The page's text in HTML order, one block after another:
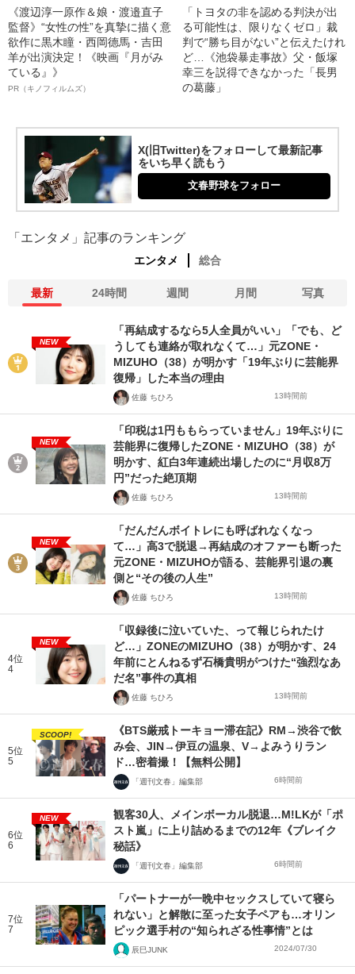
《渡辺淳一原作＆娘・渡邉直子
監督》“女性の性”を真摯に描く意
欲作に黒木瞳・西岡德馬・吉田
羊が出演決定！《映画『月がみ
ている』》
PR（キノフィルムズ）
「トヨタの非を認める判決が出
る可能性は、限りなくゼロ」裁
判で“勝ち目がない”と伝えたけれ
ど…《池袋暴走事故》父・飯塚
幸三を説得できなかった「長男
の葛藤」
X(旧Twitter)をフォローして最新記事
をいち早く読もう
文春野球をフォロー
「エンタメ」記事のランキング
エンタメ 総合
最新 24時間 週間 月間 写真
NEW
「再結成するなら5人全員がいい」「でも、ど
うしても連絡が取れなくて…」元ZONE・
MIZUHO（38）が明かす「19年ぶりに芸能界
復帰」した本当の理由
佐藤 ちひろ 13時間前
NEW
「印税は1円ももらっていません」19年ぶりに
芸能界に復帰したZONE・MIZUHO（38）が
明かす、紅白3年連続出場したのに“月収8万
円”だった絶頂期
佐藤 ちひろ 13時間前
NEW
「だんだんボイトレにも呼ばれなくなっ
て…」高3で脱退→再結成のオファーも断った
元ZONE・MIZUHOが語る、芸能界引退の裏
側と“その後の人生”
佐藤 ちひろ 13時間前
4位
4
NEW
「収録後に泣いていた、って報じられたけ
ど…」ZONEのMIZUHO（38）が明かす、24
年前にとんねるず石橋貴明がつけた“強烈なあ
だ名”事件の真相
佐藤 ちひろ 13時間前
5位
5
SCOOP!
《BTS厳戒トーキョー滞在記》RM→渋谷で飲
み会、JIN→伊豆の温泉、V→よみうりラン
ド…密着撮！【無料公開】
「週刊文春」編集部 6時間前
6位
6
NEW
観客30人、メインボーカル脱退…M!LKが「ポ
スト嵐」に上り詰めるまでの12年《ブレイク
秘話》
「週刊文春」編集部 6時間前
7位
7
「パートナーが一晩中セックスしていて寝ら
れない」と解散に至った女子ペアも…オリン
ピック選手村の“知られざる性事情”とは
辰巳JUNK 2024/07/30